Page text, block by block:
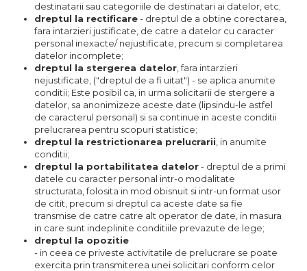
destinatarii sau categoriile de destinatari ai datelor, etc;
dreptul la rectificare- dreptul de a obtine corectarea,
fara intarzieri justificate, de catre a datelor cu caracter
personal inexacte/ nejustificate, precum si completarea
datelor incomplete;
dreptul la stergerea datelor , fara intarzieri
nejustificate, ("dreptul de a fi uitat") - se aplica anumite
conditii; Este posibil ca, in urma solicitarii de stergere a
datelor, sa anonimizeze aceste date (lipsindu-le astfel
de caracterul personal) si sa continue in aceste conditii
prelucrarea pentru scopuri statistice;
dreptul la restrictionarea prelucrarii , in anumite
conditii;
dreptul la portabilitatea datelor- dreptul de a primi
datele cu caracter personal intr-o modalitate
structurata, folosita in mod obisnuit si intr-un format usor
de citit, precum si dreptul ca aceste date sa fie
transmise de catre catre alt operator de date, in masura
in care sunt indeplinite conditiile prevazute de lege;
dreptul la opozitie
- in ceea ce priveste activitatile de prelucrare se poate
exercita prin transmiterea unei solicitari conform celor